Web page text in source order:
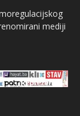
mediji